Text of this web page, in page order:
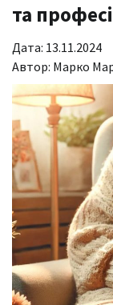
та
Дата: 13.11.2024
Автор: Марко